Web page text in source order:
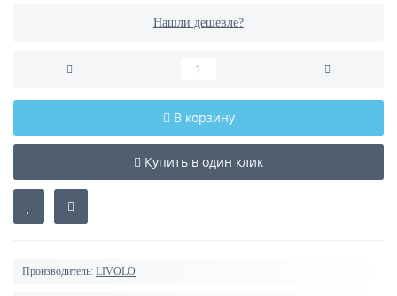
Нашли дешевле?
В корзину
Купить в один клик
Производитель: LIVOLO